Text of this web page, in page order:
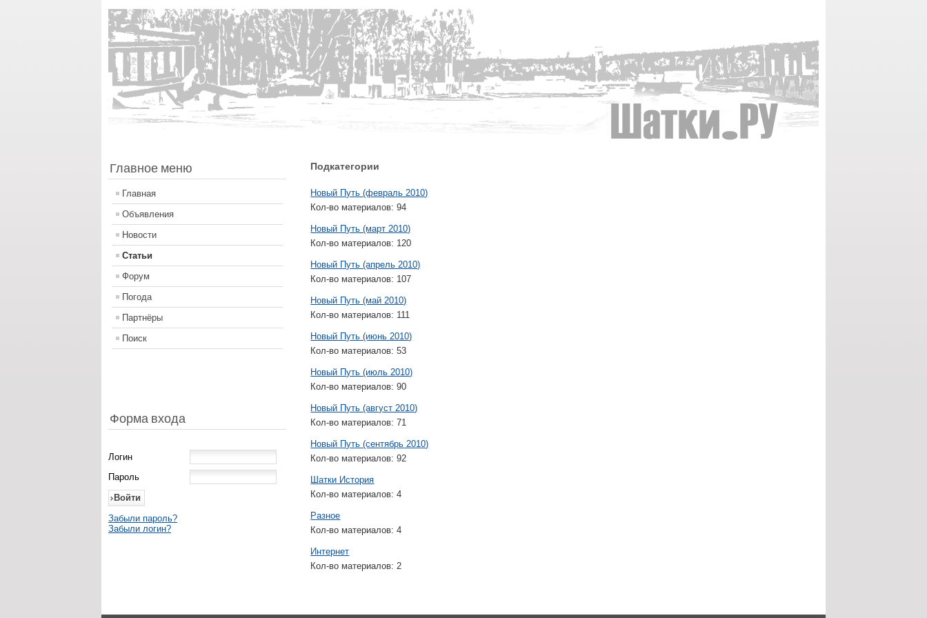
Главное меню
Главная
Объявления
Новости
Статьи
Форум
Погода
Партнёры
Поиск
Форма входа
Логин
Пароль
Забыли пароль?
Забыли логин?
Подкатегории
Новый Путь (февраль 2010)
Кол-во материалов:94
Новый Путь (март 2010)
Кол-во материалов: 120
Новый Путь (апрель 2010)
Кол-во материалов: 107
Новый Путь (май 2010)
Кол-во материалов: 111
Новый Путь (июнь 2010)
Кол-во материалов:53
Новый Путь (июль 2010)
Кол-во материалов:90
Новый Путь (август 2010)
Кол-во материалов:71
Новый Путь (сентябрь 2010)
Кол-во материалов:92
Шатки История
Кол-во материалов:4
Разное
Кол-во материалов:4
Интернет
Кол-во материалов: 2